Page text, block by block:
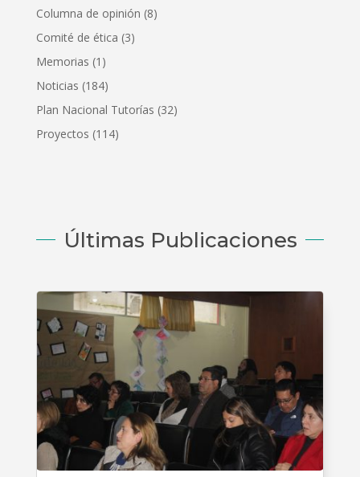
Columna de opinión (8)
Comité de ética (3)
Memorias (1)
Noticias (184)
Plan Nacional Tutorías (32)
Proyectos (114)
Últimas Publicaciones